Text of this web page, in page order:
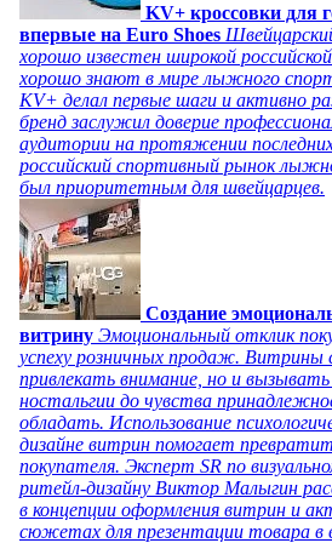
KV+ кроссовки для
впервые на Euro Shoes
хорошо известен широкой
хорошо знают в мире лыжного
KV+ делал первые шаги и активно
бренд заслужил доверие
аудитории на протяжении
российский спортивный рынок
был приоритетным для швейцарцев.
Создание
витрину Эмоциональный отклик
успеху розничных продаж. Витрины
привлекать внимание, но и
ностальгии до чувства
обладать. Использование
дизайне витрин помогает
покупателя. Эксперт SR по
ритейл-дизайну Виктор Малыгин
в концепции оформления витрин и
сюжетах для презентации товара в